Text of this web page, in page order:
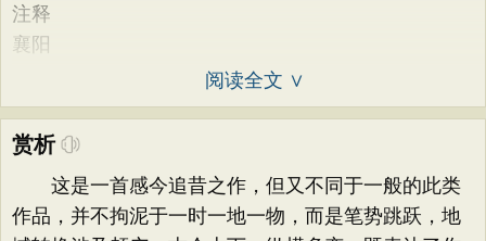
注释
襄阳
阅读全文 ∨
赏析
这是一首感今追昔之作，但又不同于一般的此类
作品，并不拘泥于一时一地一物，而是笔势跳跃，地